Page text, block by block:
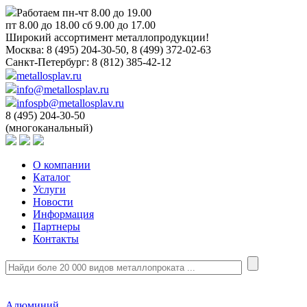
Работаем пн-чт 8.00 до 19.00
пт 8.00 до 18.00 сб 9.00 до 17.00
Широкий ассортимент металлопродукции!
Москва: 8 (495) 204-30-50, 8 (499) 372-02-63
Санкт-Петербург: 8 (812) 385-42-12
metallosplav.ru
info@metallosplav.ru
infospb@metallosplav.ru
8 (495) 204-30-50
(многоканальный)
О компании
Каталог
Услуги
Новости
Информация
Партнеры
Контакты